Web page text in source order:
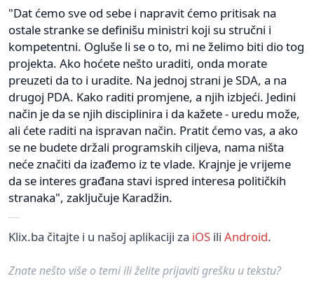
"Dat ćemo sve od sebe i napravit ćemo pritisak na
ostale stranke se definišu ministri koji su stručni i
kompetentni. Ogluše li se o to, mi ne želimo biti dio tog
projekta. Ako hoćete nešto uraditi, onda morate
preuzeti da to i uradite. Na jednoj strani je SDA, a na
drugoj PDA. Kako raditi promjene, a njih izbjeći. Jedini
način je da se njih disciplinira i da kažete - uredu može,
ali ćete raditi na ispravan način. Pratit ćemo vas, a ako
se ne budete držali programskih ciljeva, nama ništa
neće značiti da izađemo iz te vlade. Krajnje je vrijeme
da se interes građana stavi ispred interesa političkih
stranaka", zaključuje Karadžin.
Klix.ba čitajte i u našoj aplikaciji za iOS ili Android.
Znate nešto više o temi ili želite prijaviti grešku u tekstu?